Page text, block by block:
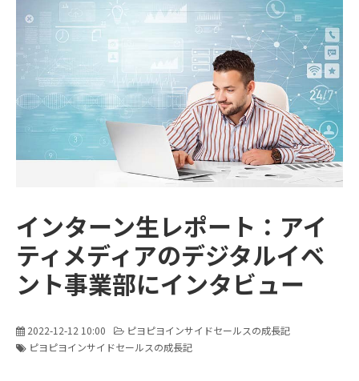
販売パートナー募集
インターン生レポート：アイ
ティメディアのデジタルイベ
ント事業部にインタビュー
2022-12-12 10:00
ピヨピヨインサイドセールスの成長記
ピヨピヨインサイドセールスの成長記